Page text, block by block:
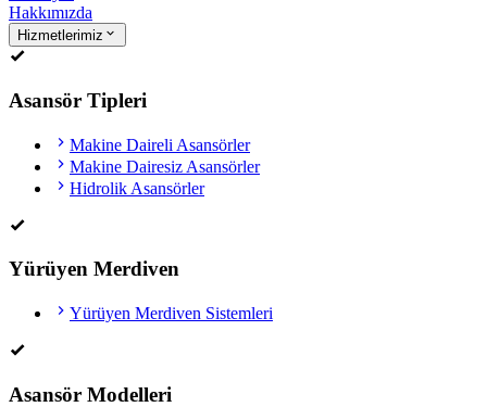
Hakkımızda
Hizmetlerimiz
Asansör Tipleri
Makine Daireli Asansörler
Makine Dairesiz Asansörler
Hidrolik Asansörler
Yürüyen Merdiven
Yürüyen Merdiven Sistemleri
Asansör Modelleri